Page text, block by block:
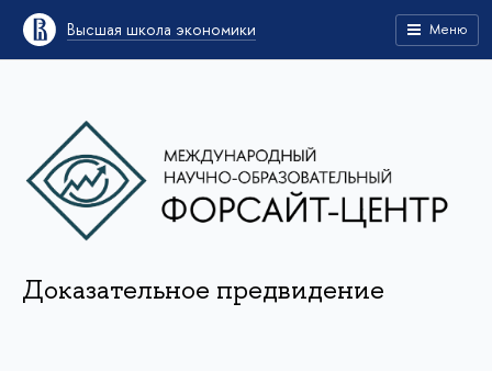
Высшая школа экономики Меню
Доказательное предвидение